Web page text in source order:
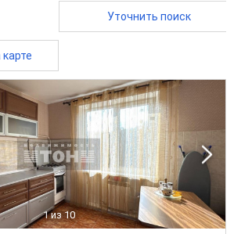
Уточнить поиск
1 из 10